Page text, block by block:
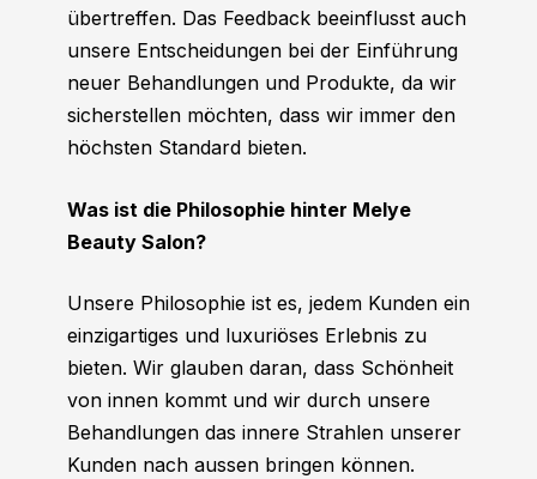
übertreffen. Das Feedback beeinflusst auch
unsere Entscheidungen bei der Einführung
neuer Behandlungen und Produkte, da wir
sicherstellen möchten, dass wir immer den
höchsten Standard bieten.
Was ist die Philosophie hinter Melye
Beauty Salon?
Unsere Philosophie ist es, jedem Kunden ein
einzigartiges und luxuriöses Erlebnis zu
bieten. Wir glauben daran, dass Schönheit
von innen kommt und wir durch unsere
Behandlungen das innere Strahlen unserer
Kunden nach aussen bringen können.